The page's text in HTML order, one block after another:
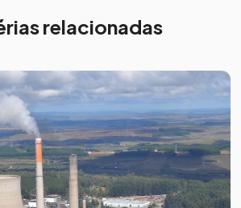
relacionadas